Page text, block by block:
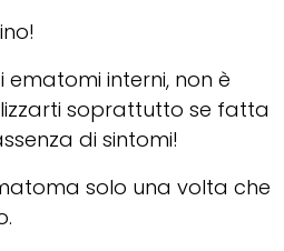
ematomi interni, non è
soprattutto se fatta
di sintomi!
solo una volta che